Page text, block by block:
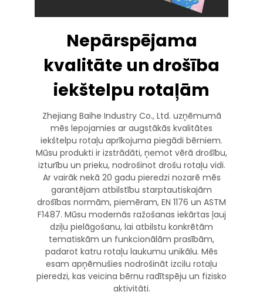
Nepārspējama
kvalitāte un drošība
iekštelpu rotaļām
Zhejiang Baihe Industry Co., Ltd. uzņēmumā
mēs lepojamies ar augstākās kvalitātes
iekštelpu rotaļu aprīkojuma piegādi bērniem.
Mūsu produkti ir izstrādāti, ņemot vērā drošību,
izturību un prieku, nodrošinot drošu rotaļu vidi.
Ar vairāk nekā 20 gadu pieredzi nozarē mēs
garantējam atbilstību starptautiskajām
drošības normām, piemēram, EN 1176 un ASTM
F1487. Mūsu modernās ražošanas iekārtas ļauj
dziļu pielāgošanu, lai atbilstu konkrētām
tematiskām un funkcionālām prasībām,
padarot katru rotaļu laukumu unikālu. Mēs
esam apņēmušies nodrošināt izcilu rotaļu
pieredzi, kas veicina bērnu radītspēju un fizisko
aktivitāti.